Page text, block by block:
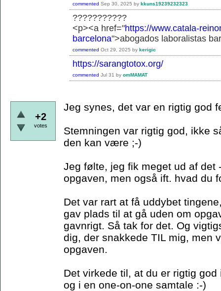
commented Sep 30, 2025 by kkuns19239232323
???????????
<p><a href="https://www.catala-
barcelona">abogados laboralistas
commented Oct 29, 2025 by kerigic
https://sarangtotox.org/
commented Jul 31 by omMAMAT
+2
votes
Jeg synes, det var en rigtig god
Stemningen var rigtig god, ikke
den kan være ;-)
Jeg følte, jeg fik meget ud af det
opgaven, men også ift. hvad du
Det var rart at få uddybet
gav plads til at gå uden om
gavnrigt. Så tak for det. Og
dig, der snakkede TIL mig, men
opgaven.
Det virkede til, at du er rigtig
og i en one-on-one samtale :-)